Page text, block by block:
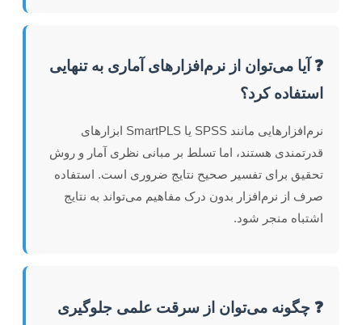
❓ آیا می‌توان از نرم‌افزارهای آماری به تنهایی
استفاده کرد؟
نرم‌افزارهایی مانند SPSS یا SmartPLS ابزارهای
قدرتمندی هستند، اما تسلط بر مبانی نظری آمار و روش
تحقیق برای تفسیر صحیح نتایج ضروری است. استفاده
صرف از نرم‌افزار بدون درک مفاهیم می‌تواند به نتایج
اشتباه منجر شود.
❓ چگونه می‌توان از سرقت علمی جلوگیری